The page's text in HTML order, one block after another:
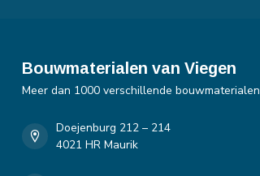
Bouwmaterialen van Viegen
Meer dan 1000 verschillende bouwmaterialen
Doejenburg 212 – 214
4021 HR Maurik